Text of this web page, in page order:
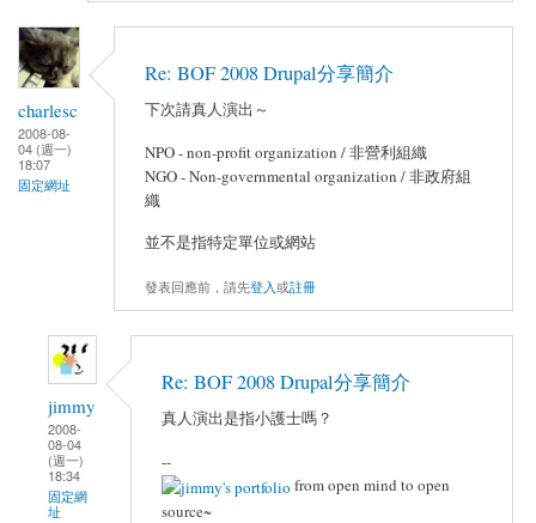
charlesc
2008-08-
04 (週一)
18:07
固定網址
Re: BOF 2008 Drupal分享簡介
下次請真人演出～
NPO - non-profit organization / 非營利組織
NGO - Non-governmental organization / 非政府組
織
並不是指特定單位或網站
發表回應前，請先登入或註冊
jimmy
2008-
08-04
(週一)
18:34
固定網
址
Re: BOF 2008 Drupal分享簡介
真人演出是指小護士嗎？
--
from open mind to open
source~